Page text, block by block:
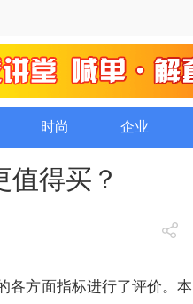
时尚 企业
值得买？
各方面指标进行了评价。本